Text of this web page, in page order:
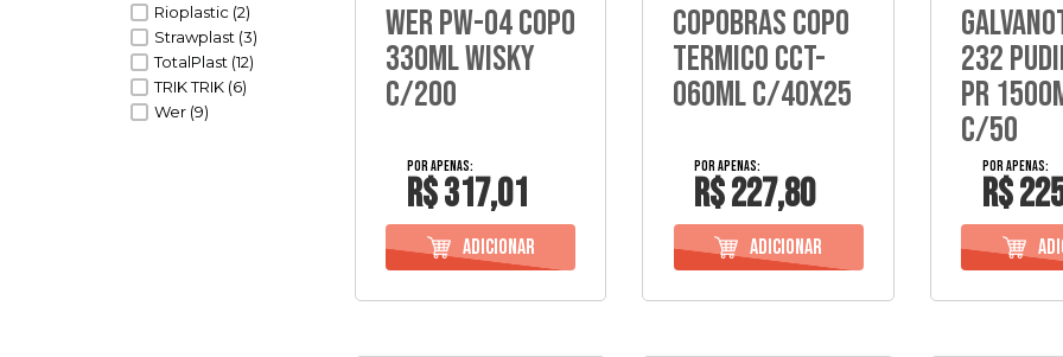
Rioplastic (2)
Strawplast (3)
TotalPlast (12)
TRIK TRIK (6)
Wer (9)
Wer Pw-04 Copo
330Ml Wisky
C/200
R$ 317,01
Copobras Copo
Termico Cct-
060Ml C/40X25
R$ 227,80
232
Pr
C/50
R$